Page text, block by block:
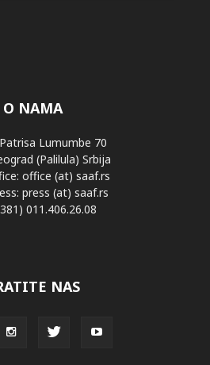
O NAMA
Lumumbe 70
(Palilula) Srbija
office (at) saaf.rs
press (at) saaf.rs
011.406.26.08
NAS